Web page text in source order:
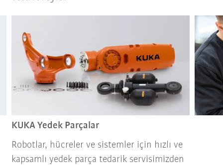
KUKA Yedek Parçalar
Robotlar, hücreler ve sistemler için hızlı ve
kapsamlı yedek parça tedarik servisimizden